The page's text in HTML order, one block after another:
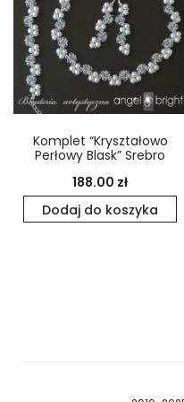
Komplet “Kryształowo
Perłowy Blask” Srebro
188.00 zł
Dodaj do koszyka